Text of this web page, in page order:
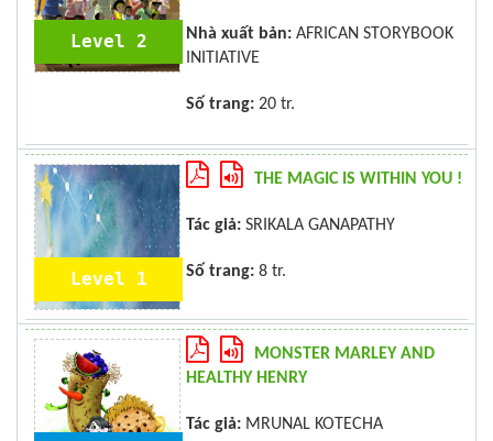
Level 2 Nhà xuất bản: AFRICAN STORYBOOK
INITIATIVE
Số trang: 20 tr.
Level 1
THE MAGIC IS WITHIN YOU !
Tác giả: SRIKALA GANAPATHY
Số trang: 8 tr.
MONSTER MARLEY AND
HEALTHY HENRY
Tác giả: MRUNAL KOTECHA